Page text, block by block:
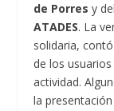
de Porres y del
ATADES. La
solidaria,
de los
actividad.
la